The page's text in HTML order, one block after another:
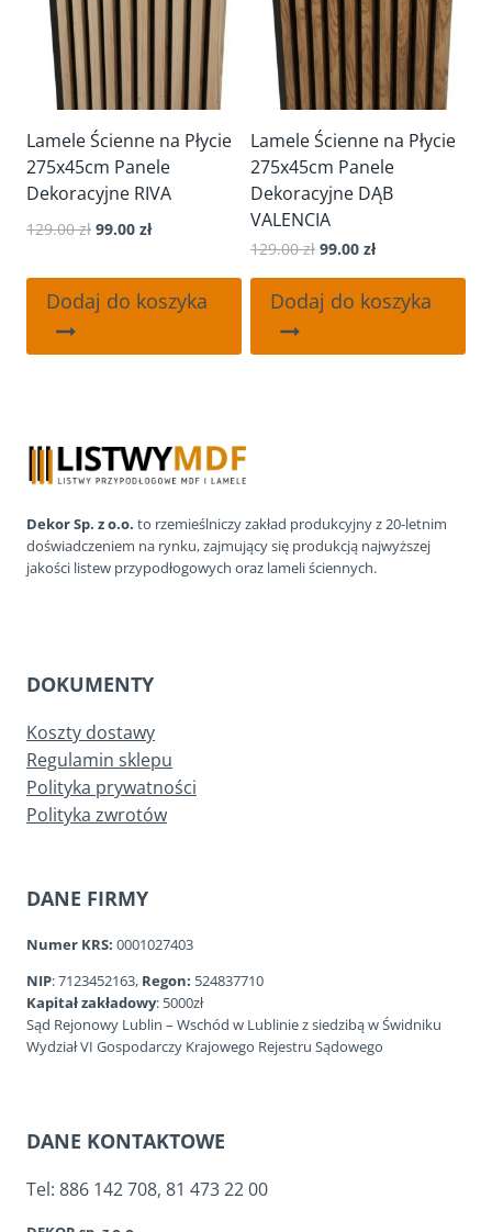
Lamele Ścienne na Płycie
275x45cm Panele
Dekoracyjne RIVA
129.00zł Pierwotna
wynosiła:
129.00 zł.
99.00 złAktualna
wynosi:
99.00 zł.
Dodaj do koszyka
Lamele Ścienne na Płycie
275x45cm Panele
Dekoracyjne DĄB
VALENCIA
129.00zł Pierwotna
wynosiła:
129.00 zł.
99.00 złAktualna
wynosi:
99.00 zł.
Dodaj do koszyka
Dekor Sp. z o.o. to rzemieślniczy zakład produkcyjny z 20-letnim
doświadczeniem na rynku, zajmujący się produkcją najwyższej
jakości listew przypodłogowych oraz lameli ściennych.
DOKUMENTY
Koszty dostawy
Regulamin sklepu
Polityka prywatności
Polityka zwrotów
DANE FIRMY
Numer KRS: 0001027403
NIP: 7123452163, Regon: 524837710
Kapitał zakładowy: 5000zł
Sąd Rejonowy Lublin – Wschód w Lublinie z siedzibą w Świdniku
Wydział VI Gospodarczy Krajowego Rejestru Sądowego
DANE KONTAKTOWE
Tel: 886 142 708, 81 473 22 00